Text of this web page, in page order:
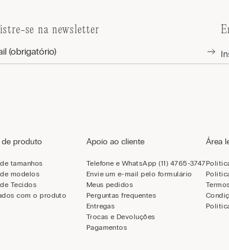
se na newsletter
de produto
tamanhos
modelos
Tecidos
com o produto
Apoio ao cliente
Telefone e WhatsApp (11) 4765-3747
Envie um e-mail pelo formulário
Meus pedidos
Perguntas frequentes
Entregas
Trocas e Devoluções
Pagamentos
Área